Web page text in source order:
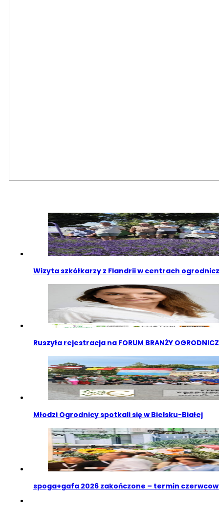
Wizyta szkółkarzy z Flandrii w centrach
Ruszyła rejestracja na FORUM BRANŻY
Młodzi Ogrodnicy spotkali się w Bielsku-Białej
spoga+gafa 2026 zakończone – termin